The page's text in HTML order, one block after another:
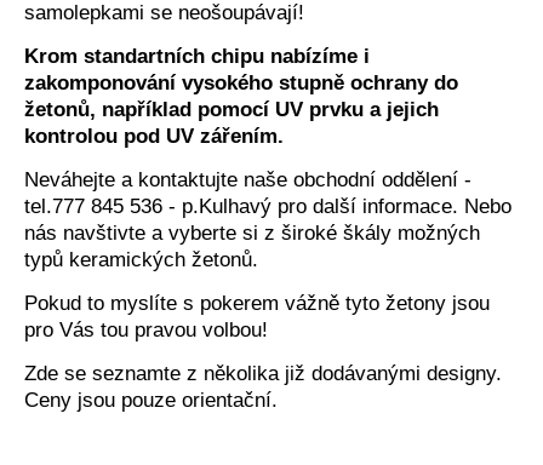
samolepkami se neošoupávají!
Krom standartních chipu nabízíme i
zakomponování vysokého stupně ochrany do
žetonů, například pomocí UV prvku a jejich
kontrolou pod UV zářením.
Neváhejte a kontaktujte naše obchodní oddělení -
tel.777 845 536 - p.Kulhavý pro další informace. Nebo
nás navštivte a vyberte si z široké škály možných
typů keramických žetonů.
Pokud to myslíte s pokerem vážně tyto žetony jsou
pro Vás tou pravou volbou!
Zde se seznamte z několika již dodávanými designy.
Ceny jsou pouze orientační.